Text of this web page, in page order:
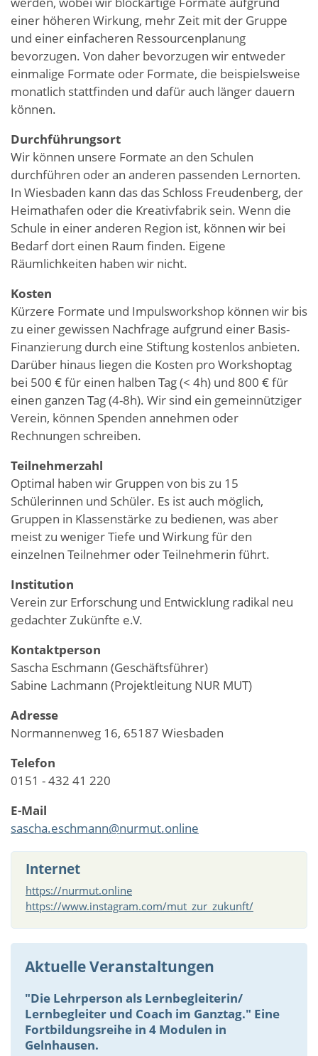
einer höheren Wirkung, mehr Zeit mit der Gruppe
und einer einfacheren Ressourcenplanung
bevorzugen. Von daher bevorzugen wir entweder
einmalige Formate oder Formate, die beispielsweise
monatlich stattfinden und dafür auch länger dauern
können.
Durchführungsort
Wir können unsere Formate an den Schulen
durchführen oder an anderen passenden Lernorten.
In Wiesbaden kann das das Schloss Freudenberg, der
Heimathafen oder die Kreativfabrik sein. Wenn die
Schule in einer anderen Region ist, können wir bei
Bedarf dort einen Raum finden. Eigene
Räumlichkeiten haben wir nicht.
Kosten
Kürzere Formate und Impulsworkshop können wir bis
zu einer gewissen Nachfrage aufgrund einer Basis-
Finanzierung durch eine Stiftung kostenlos anbieten.
Darüber hinaus liegen die Kosten pro Workshoptag
bei 500 € für einen halben Tag (< 4h) und 800 € für
einen ganzen Tag (4-8h). Wir sind ein gemeinnütziger
Verein, können Spenden annehmen oder
Rechnungen schreiben.
Teilnehmerzahl
Optimal haben wir Gruppen von bis zu 15
Schülerinnen und Schüler. Es ist auch möglich,
Gruppen in Klassenstärke zu bedienen, was aber
meist zu weniger Tiefe und Wirkung für den
einzelnen Teilnehmer oder Teilnehmerin führt.
Institution
Verein zur Erforschung und Entwicklung radikal neu
gedachter Zukünfte e.V.
Kontaktperson
Sascha Eschmann (Geschäftsführer)
Sabine Lachmann (Projektleitung NUR MUT)
Adresse
Normannenweg 16, 65187 Wiesbaden
Telefon
0151 - 432 41 220
E-Mail
sascha.eschmann@nurmut.online
Internet
https://nurmut.online
https://www.instagram.com/mut_zur_zukunft/
Aktuelle Veranstaltungen
"Die Lehrperson als Lernbegleiterin/
Lernbegleiter und Coach im Ganztag." Eine
Fortbildungsreihe in 4 Modulen in
Gelnhausen.